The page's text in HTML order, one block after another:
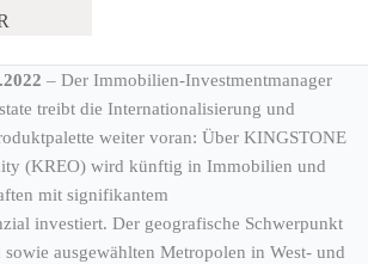
– Der Immobilien-Investmentmanager
treibt die Internationalisierung und
weiter voran: Über KINGSTONE
(KREO) wird künftig in Immobilien und
mit signifikantem
investiert. Der geografische Schwerpunkt
ausgewählten Metropolen in West- und